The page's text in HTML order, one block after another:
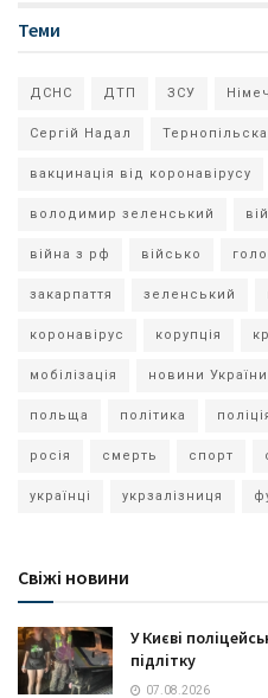
Теми
ДСНС ДТП ЗСУ
Сергій Надал
вакцинація від коронавірусу
володимир зеленський
війна з рф військо
закарпаття зеленський
коронавірус корупція
мобілізація новини України
польща політика
росія смерть спорт
українці укрзалізниця
Свіжі новини
У Києві
підлітку
07.08.2026